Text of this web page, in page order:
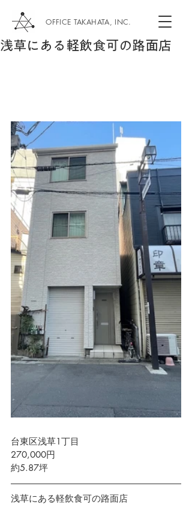
OFFICE TAKAHATA, INC.
浅草にある軽飲食可の路面店
台東区浅草1丁目
270,000円
約5.87坪
浅草にある軽飲食可の路面店